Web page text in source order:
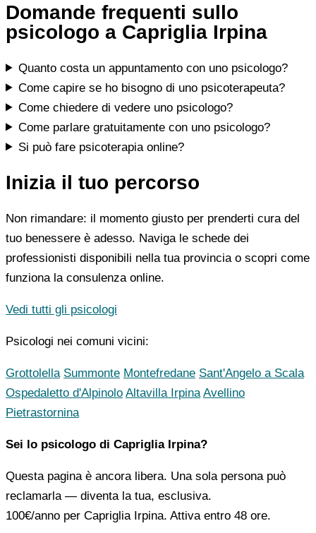
Domande frequenti sullo
psicologo a Capriglia Irpina
Quanto costa un appuntamento con uno psicologo?
Come capire se ho bisogno di uno psicoterapeuta?
Come chiedere di vedere uno psicologo?
Come parlare gratuitamente con uno psicologo?
Si può fare psicoterapia online?
Inizia il tuo percorso
Non rimandare: il momento giusto per prenderti cura del
tuo benessere è adesso. Naviga le schede dei
professionisti disponibili nella tua provincia o scopri come
funziona la consulenza online.
Vedi tutti gli psicologi
Psicologi nei comuni vicini:
Grottolella Summonte Montefredane Sant'Angelo a Scala
Ospedaletto d'Alpinolo Altavilla Irpina Avellino
Pietrastornina
Sei lo psicologo di Capriglia Irpina?
Questa pagina è ancora libera. Una sola persona può
reclamarla — diventa la tua, esclusiva.
100€/anno per Capriglia Irpina. Attiva entro 48 ore.